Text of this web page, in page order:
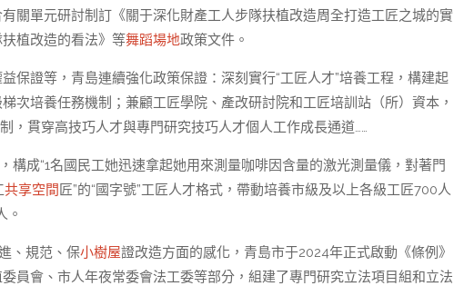
關單元研討制訂《關于深化財產工人步隊扶植改造周全打造工匠之城的實
植改造的看法》等舞蹈場地政策文件。
保證等，青島連續強化政策保證：深刻實行“工匠人才”培養工程，構建起
次培養任務機制；兼顧工匠學院、產改研討院和工匠培訓站（所）資本，
，貫穿高技巧人才與專門研究技巧人才個人工作成長通道……
構成“1名國民工她迅速拿起她用來測量咖啡因含量的激光測量儀，對著門
共享空間 匠”的“國字號”工匠人才格式，帶動培養市級及以上各級工匠700人
。
、規范、保小樹屋證改造方面的感化，青島市于2024年正式啟動《條例》
員會、市人年夜常委會法工委等部分，組建了專門研究立法項目組和立法